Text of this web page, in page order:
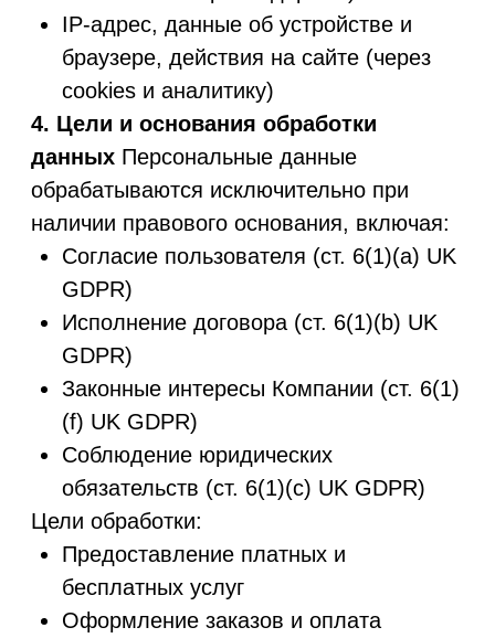
Предоставление платных и
бесплатных услуг
Оформление заказов и оплата
Поддержка пользователей и обратная
Рассылка уведомлений (при наличии
согласия)
Анализ и улучшение работы Сайта
Юридическая и бухгалтерская
отчётность
5. Передача данных третьим лицамМы
передаём персональные данные только в
необходимых случаях и только надёжным
партнёрам:
Stripe (обработка платежей)
GetResponse (email-рассылка)
Юридические/финансовые
консультанты (в рамках
законодательства)
Государственные органы (при наличии
законного запроса)
Все сторонние обработчики данных
соблюдают применимые нормы UK GDPR
и обеспечивают достаточный уровень
защиты данных.
6. Международная передача
данныхЕсли персональные данные